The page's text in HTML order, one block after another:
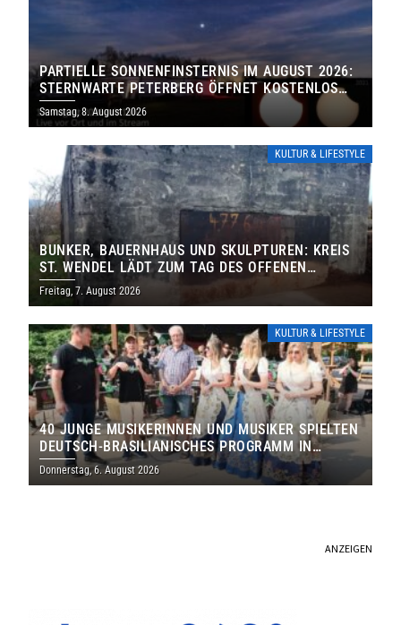
PARTIELLE SONNENFINSTERNIS IM AUGUST 2026:
STERNWARTE PETERBERG ÖFFNET KOSTENLOS
IHRE TORE
Samstag, 8. August 2026
KULTUR & LIFESTYLE
BUNKER, BAUERNHAUS UND SKULPTUREN: KREIS
ST. WENDEL LÄDT ZUM TAG DES OFFENEN
DENKMALS EIN
Freitag, 7. August 2026
KULTUR & LIFESTYLE
40 JUNGE MUSIKERINNEN UND MUSIKER SPIELTEN
DEUTSCH-BRASILIANISCHES PROGRAMM IN
THOLEY
Donnerstag, 6. August 2026
ANZEIGEN